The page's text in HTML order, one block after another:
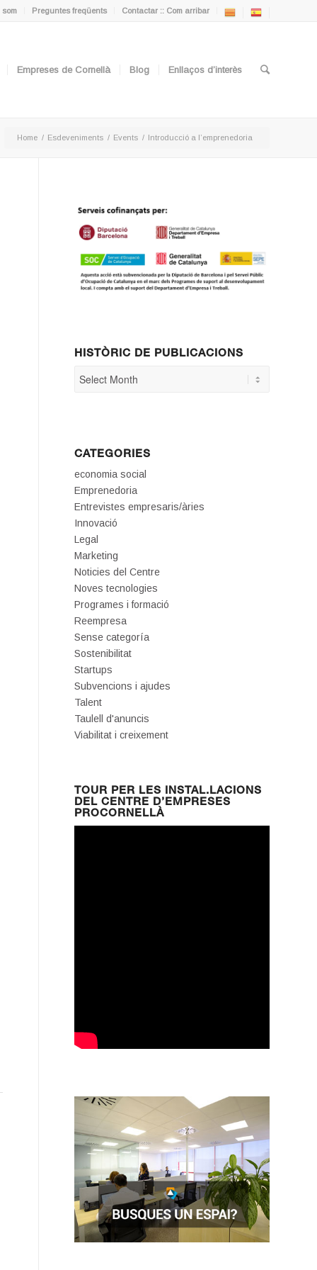
som Preguntes freqüents Contactar :: Com arribar
Empreses de Cornellà Blog Enllaços d’interès
Home / Esdeveniments / Events / Introducció a l’emprenedoria
HISTÒRIC DE PUBLICACIONS
CATEGORIES
economia social
Emprenedoria
Entrevistes empresaris/àries
Innovació
Legal
Marketing
Noticies del Centre
Noves tecnologies
Programes i formació
Reempresa
Sense categoría
Sostenibilitat
Startups
Subvencions i ajudes
Talent
Taulell d'anuncis
Viabilitat i creixement
TOUR PER LES INSTAL.LACIONS
DEL CENTRE D’EMPRESES
PROCORNELLÀ